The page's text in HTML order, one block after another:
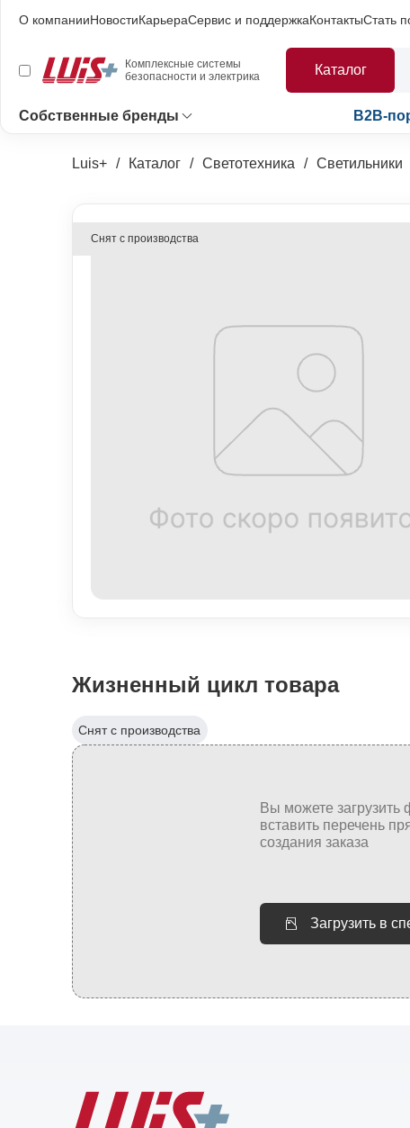
О компанииНовостиКарьераСервис и поддержкаКонтактыСтать
Комплексные системы
безопасности и электрика
Каталог
Собственные бренды B2B-
Luis+ Каталог Светотехника Светильники
Снят с производства
Жизненный цикл товара
Снят с производства
Загрузить в